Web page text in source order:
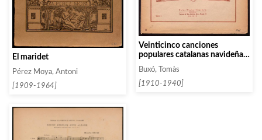
El maridet
Pérez Moya, Antoni
[1909-1964]
Veinticinco canciones
populares catalanas navideñas.
Buxó, Tomàs
[1910-1940]